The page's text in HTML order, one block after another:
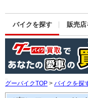
バイクを探す 販売
グーバイクTOP > バイクを探